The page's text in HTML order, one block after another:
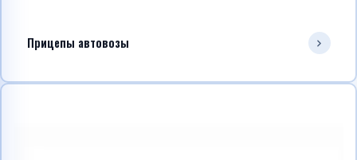
Прицепы автовозы